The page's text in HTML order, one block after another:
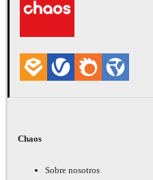
Chaos
Sobre nosotros